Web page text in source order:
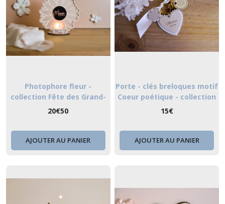
Photophore fleur -
collection Fête des Grand-
mères
20€50
AJOUTER AU PANIER
Porte - clés breloques motif
Coeur poétique - collection
Fête des grands - mères
15€
AJOUTER AU PANIER